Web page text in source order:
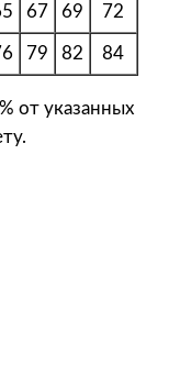
67 69 72
79 82 84
от указанных